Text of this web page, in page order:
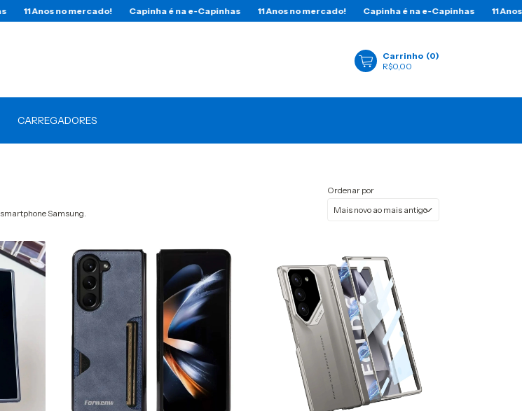
no mercado! Capinha é na e-Capinhas 11 Anos no mercado! Capinha é na e-Capinhas 11 Anos no
Carrinho (0)
R$0,00
CARREGADORES
Samsung.
Ordenar por